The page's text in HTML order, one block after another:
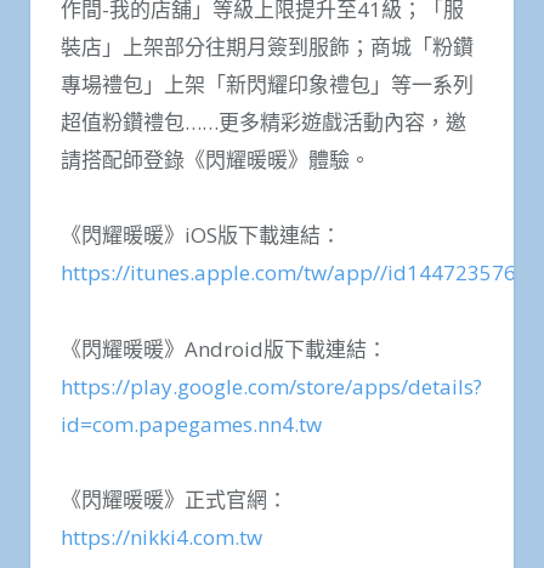
作間-我的店舖」等級上限提升至41級；「服
裝店」上架部分往期月簽到服飾；商城「粉鑽
專場禮包」上架「新閃耀印象禮包」等一系列
超值粉鑽禮包……更多精彩遊戲活動內容，邀
請搭配師登錄《閃耀暖暖》體驗。
《閃耀暖暖》iOS版下載連結：
https://itunes.apple.com/tw/app//id1447235764
《閃耀暖暖》Android版下載連結：
https://play.google.com/store/apps/details?
id=com.papegames.nn4.tw
《閃耀暖暖》正式官網：
https://nikki4.com.tw